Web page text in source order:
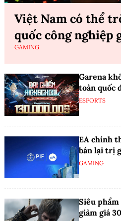
Việt Nam có thể
quốc công nghiệp
GAMING
Garena
toàn quốc
ESPORTS
EA chính
bán lại trị
GAMING
Siêu
giảm giá